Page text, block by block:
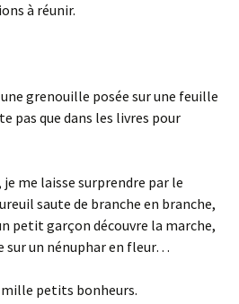
à réunir.
une grenouille posée sur une feuille
pas que dans les livres pour
je me laisse surprendre par le
saute de branche en branche,
petit garçon découvre la marche,
sur un nénuphar en fleur…
petits bonheurs.